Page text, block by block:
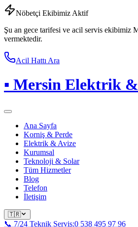
Nöbetçi Ekibimiz Aktif
Şu an gece tarifesi ve acil servis ekibimiz
vermektedir.
Acil Hattı Ara
▪ Mersin Elektrik
Ana Sayfa
Korniş & Perde
Elektrik & Avize
Kurumsal
Teknoloji & Solar
Tüm Hizmetler
Blog
Telefon
İletişim
🇹🇷
📞 7/24 Teknik Servis:0 538 495 97 96